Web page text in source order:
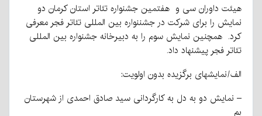
هیئت داوران سی و هفتمین جشنواره تئاتر استان کرمان دو
نمایش را برای شرکت در جشننواره بین المللی تئاتر فجر معرفی
کرد. همچنین نمایش سوم را به دبیرخانه جشنواره بین المللی
تئاتر فجر پیشنهاد داد.
الف/نمایشهای برگزیده بدون اولویت:
– نمایش دو به دل به کارگردانی سید صادق احمدی از شهرستان
بم